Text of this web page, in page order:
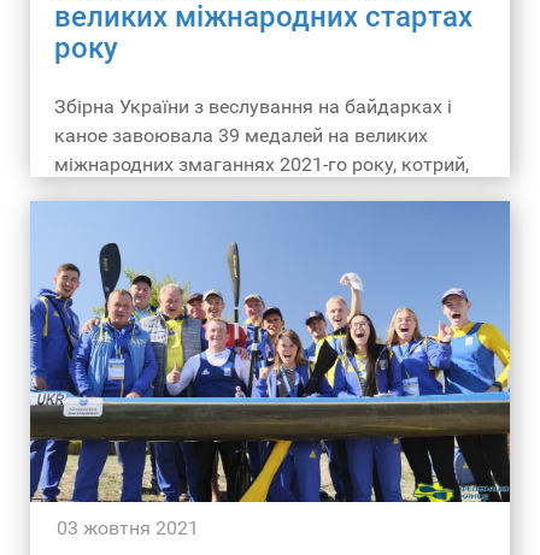
великих міжнародних стартах
року
Збірна України з веслування на байдарках і
каное завоювала 39 медалей на великих
міжнародних змаганнях 2021-го року, котрий,
03 жовтня 2021